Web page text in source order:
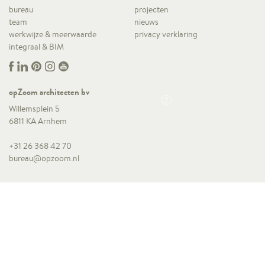
bureau
projecten
team
nieuws
werkwijze & meerwaarde
privacy verklaring
integraal & BIM
opZoom architecten bv
Willemsplein 5
6811 KA Arnhem
+31 26 368 42 70
bureau@opzoom.nl